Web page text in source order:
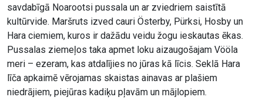
savdabīgā Noarootsi pussala un ar zviedriem saistītā
kultūrvide. Maršruts izved cauri Österby, Pürksi, Hosby un
Hara ciemiem, kuros ir dažādu veidu žogu ieskautas ēkas.
Pussalas ziemeļos taka apmet loku aizaugošajam Vööla
meri – ezeram, kas atdalījies no jūras kā līcis. Seklā Hara
līča apkaimē vērojamas skaistas ainavas ar plašiem
niedrājiem, piejūras kadiķu pļavām un mājlopiem.